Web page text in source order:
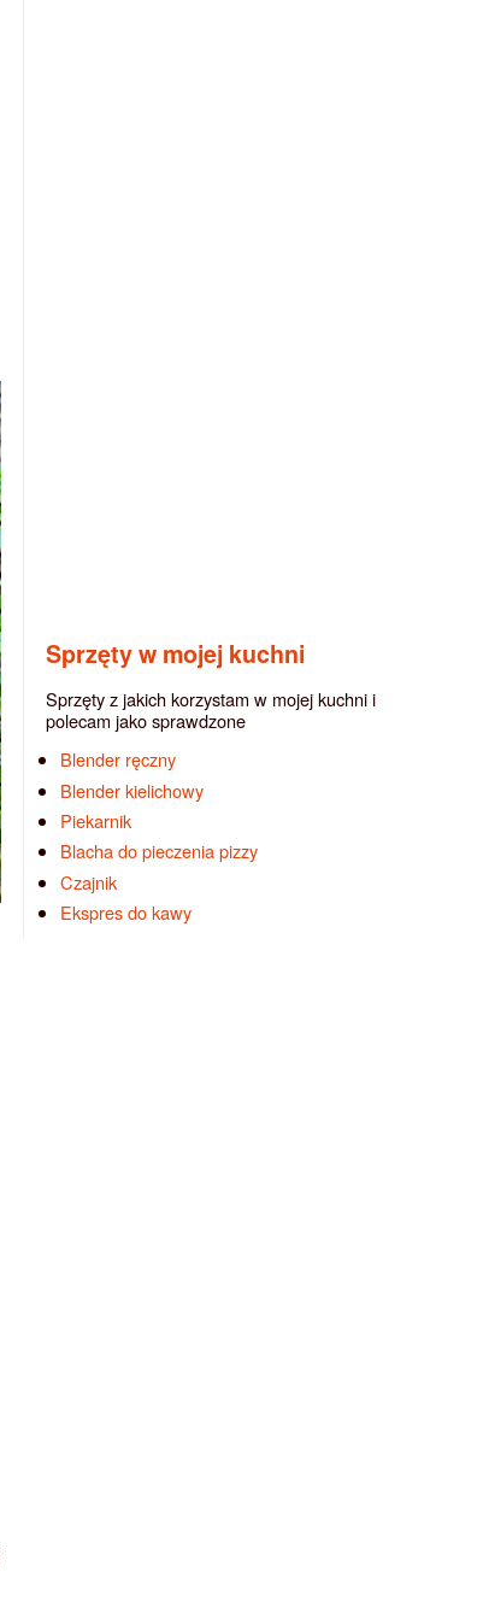
Sprzęty w mojej kuchni
Sprzęty z jakich korzystam w mojej kuchni i
polecam jako sprawdzone
Blender ręczny
Blender kielichowy
Piekarnik
Blacha do pieczenia pizzy
Czajnik
Ekspres do kawy